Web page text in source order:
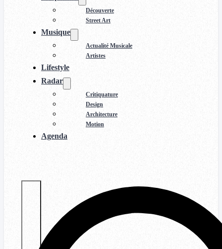
Découverte
Street Art
Musique
Actualité Musicale
Artistes
Lifestyle
Radar
Critiquature
Design
Architecture
Motion
Agenda